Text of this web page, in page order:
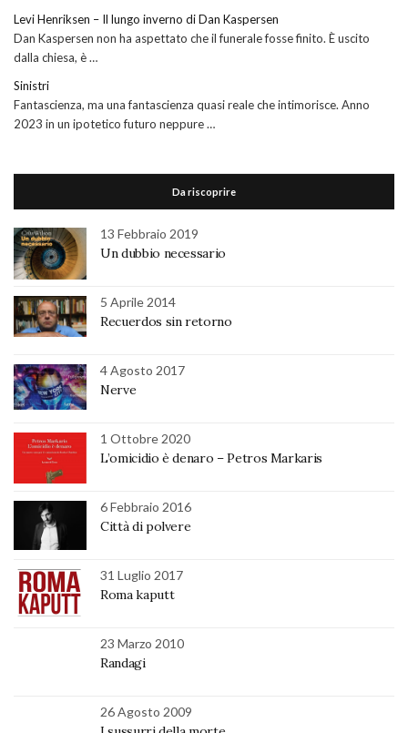
Levi Henriksen – Il lungo inverno di Dan Kaspersen
Dan Kaspersen non ha aspettato che il funerale fosse finito. È uscito
dalla chiesa, è …
Sinistri
Fantascienza, ma una fantascienza quasi reale che intimorisce. Anno
2023 in un ipotetico futuro neppure …
Da riscoprire
13 Febbraio 2019
Un dubbio necessario
5 Aprile 2014
Recuerdos sin retorno
4 Agosto 2017
Nerve
1 Ottobre 2020
L’omicidio è denaro – Petros Markaris
6 Febbraio 2016
Città di polvere
31 Luglio 2017
Roma kaputt
23 Marzo 2010
Randagi
26 Agosto 2009